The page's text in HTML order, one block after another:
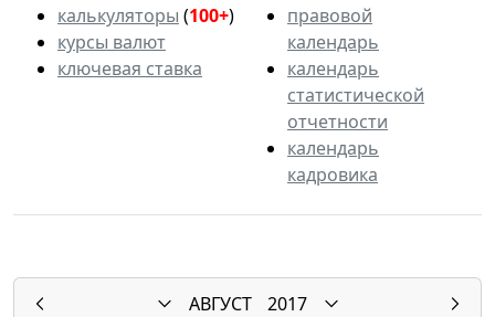
калькуляторы (100+)
курсы валют
ключевая ставка
правовой
календарь
календарь
статистической
отчетности
календарь
кадровика
АВГУСТ
2017